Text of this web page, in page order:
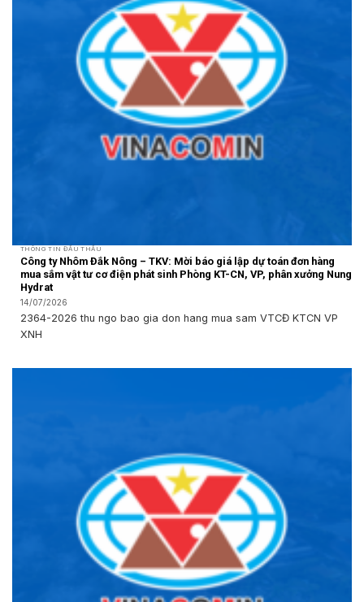
THÔNG TIN ĐẤU THẦU
Công ty Nhôm Đắk Nông – TKV: Mời báo giá lập dự toán đơn hàng
mua sắm vật tư cơ điện phát sinh Phòng KT-CN, VP, phân xưởng Nung
Hydrat
14/07/2026
2364-2026 thu ngo bao gia don hang mua sam VTCĐ KTCN VP
XNH